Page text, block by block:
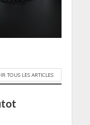
TOUS LES ARTICLES